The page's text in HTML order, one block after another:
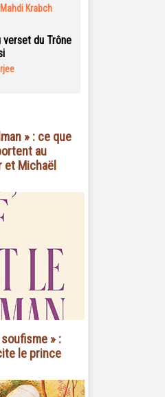
Krabch
verset du Trône
» : ce que
au
et Michaël
» :
le prince